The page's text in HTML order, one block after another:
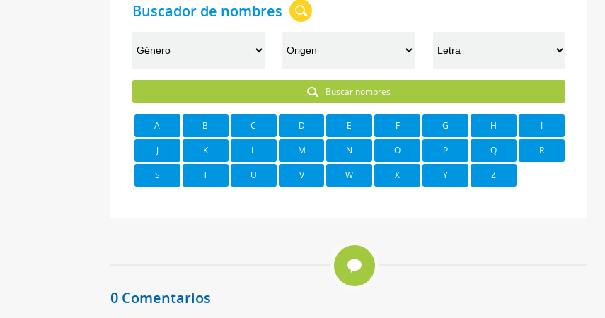
Buscador de nombres
Buscar nombres
A B C D E F G H I
J K L M N O P Q R
S T U V W X Y Z
0 Comentarios